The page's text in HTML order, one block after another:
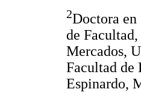
2Doctora
de
Mercados,
Facultad de
Espinardo,